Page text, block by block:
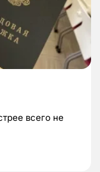
всего не